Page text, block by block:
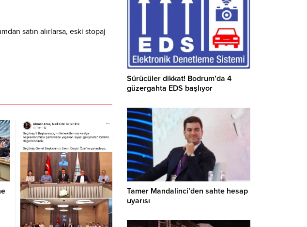
satın alırlarsa, eski stopaj
Sürücüler dikkat! Bodrum’da 4
güzergahta EDS başlıyor
Tamer Mandalinci’den sahte hesap
uyarısı